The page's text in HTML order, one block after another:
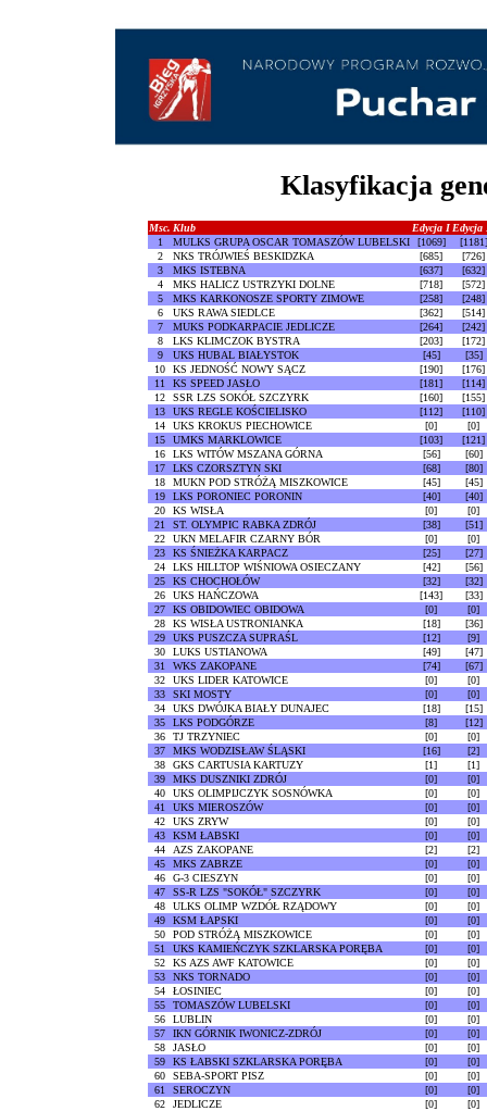
Klasyfikacja
Msc. Klub Edycja I
1
MULKS GRUPA OSCAR TOMASZÓW LUBELSKI [1069]
[1181]
2
NKS TRÓJWIEŚ BESKIDZKA [685]
[726]
3
MKS ISTEBNA [637]
[632]
4
MKS HALICZ USTRZYKI DOLNE [718]
[572]
5
MKS KARKONOSZE SPORTY ZIMOWE [258]
[248]
6
UKS RAWA SIEDLCE [362]
[514]
7
MUKS PODKARPACIE JEDLICZE [264]
[242]
8
LKS KLIMCZOK BYSTRA [203]
[172]
9
UKS HUBAL BIAŁYSTOK [45]
[35]
10
KS JEDNOŚĆ NOWY SĄCZ [190]
[176]
11
KS SPEED JASŁO [181]
[114]
12
SSR LZS SOKÓŁ SZCZYRK [160]
[155]
13
UKS REGLE KOŚCIELISKO [112]
[110]
14
UKS KROKUS PIECHOWICE [0]
[0]
15
UMKS MARKLOWICE [103]
[121]
16
LKS WITÓW MSZANA GÓRNA [56]
[60]
17
LKS CZORSZTYN SKI [68]
[80]
18
MUKN POD STRÓŻĄ MISZKOWICE [45]
[45]
19
LKS PORONIEC PORONIN [40]
[40]
20
KS WISŁA [0]
[0]
21
ST. OLYMPIC RABKA ZDRÓJ [38]
[51]
22
UKN MELAFIR CZARNY BÓR [0]
[0]
23
KS ŚNIEŻKA KARPACZ [25]
[27]
24
LKS HILLTOP WIŚNIOWA OSIECZANY [42]
[56]
25
KS CHOCHOŁÓW [32]
[32]
26
UKS HAŃCZOWA [143]
[33]
27
KS OBIDOWIEC OBIDOWA [0]
[0]
28
KS WISŁA USTRONIANKA [18]
[36]
29
UKS PUSZCZA SUPRAŚL [12]
[9]
30
LUKS USTIANOWA [49]
[47]
31
WKS ZAKOPANE [74]
[67]
32
UKS LIDER KATOWICE [0]
[0]
33
SKI MOSTY [0]
[0]
34
UKS DWÓJKA BIAŁY DUNAJEC [18]
[15]
35
LKS PODGÓRZE [8]
[12]
36
TJ TRZYNIEC [0]
[0]
37
MKS WODZISŁAW ŚLĄSKI [16]
[2]
38
GKS CARTUSIA KARTUZY [1]
[1]
39
MKS DUSZNIKI ZDRÓJ [0]
[0]
40
UKS OLIMPIJCZYK SOSNÓWKA [0]
[0]
41
UKS MIEROSZÓW [0]
[0]
42
UKS ZRYW [0]
[0]
43
KSM ŁABSKI [0]
[0]
44
AZS ZAKOPANE [2]
[2]
45
MKS ZABRZE [0]
[0]
46
G-3 CIESZYN [0]
[0]
47
SS-R LZS "SOKÓŁ" SZCZYRK [0]
[0]
48
ULKS OLIMP WZDÓŁ RZĄDOWY [0]
[0]
49
KSM ŁAPSKI [0]
[0]
50
POD STRÓŻĄ MISZKOWICE [0]
[0]
51
UKS KAMIEŃCZYK SZKLARSKA PORĘBA [0]
[0]
52
KS AZS AWF KATOWICE [0]
[0]
53
NKS TORNADO [0]
[0]
54
ŁOSINIEC [0]
[0]
55
TOMASZÓW LUBELSKI [0]
[0]
56
LUBLIN [0]
[0]
57
IKN GÓRNIK IWONICZ-ZDRÓJ [0]
[0]
58
JASŁO [0]
[0]
59
KS ŁABSKI SZKLARSKA PORĘBA [0]
[0]
60
SEBA-SPORT PISZ [0]
[0]
61
SEROCZYN [0]
[0]
62
JEDLICZE [0] [0]